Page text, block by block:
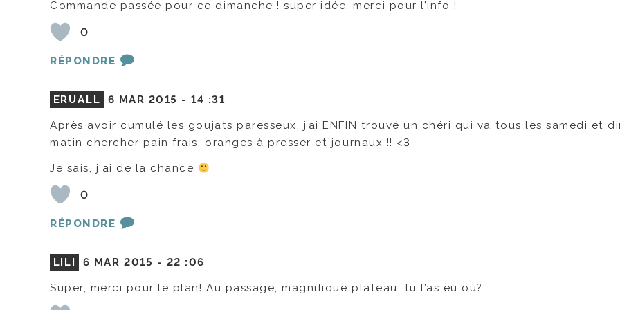
Commande passée pour ce dimanche ! super idée, merci pour l’info !
0
RÉPONDRE
ERUALL 6 MAR 2015 -14 :31
Après avoir cumulé les goujats paresseux, j’ai ENFIN trouvé un chéri qui va tous les samedi et
matin chercher pain frais, oranges à presser et journaux !! <3
Je sais, j'ai de la chance
0
RÉPONDRE
LILI 6 MAR 2015 - 22 :06
Super, merci pour le plan! Au passage, magnifique plateau, tu l’as eu où?